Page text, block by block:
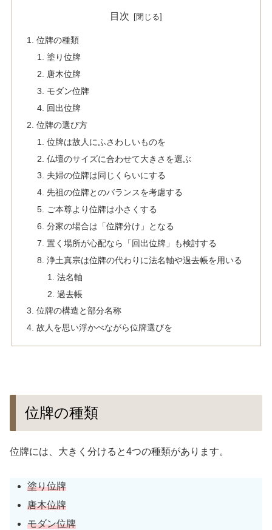
目次
位牌の種類
塗り位牌
唐木位牌
モダン位牌
回出位牌
位牌の選び方
位牌は故人にふさわしいものを
仏壇のサイズに合わせて大きさを選ぶ
夫婦の位牌は同じくらいにする
先祖の位牌とのバランスを考慮する
ご本尊より位牌は小さくする
分家の場合は「位牌分け」となる
置く場所が心配なら「回出位牌」も検討する
浄土真宗は位牌の代わりに法名軸や過去帳を用いる
法名軸
過去帳
位牌の構造と部分名称
故人を思い浮かべながら位牌選びを
位牌の種類
位牌には、大きく分けると4つの種類があります。
塗り位牌
唐木位牌
モダン位牌